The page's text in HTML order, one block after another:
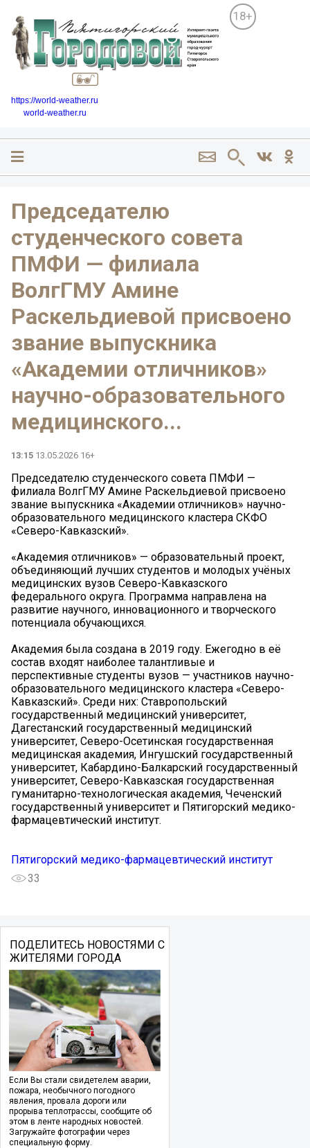
18+
https://world-weather.ru
world-weather.ru
Председателю
студенческого совета
ПМФИ — филиала
ВолгГМУ Амине
Раскельдиевой присвоено
звание выпускника
«Академии отличников»
научно-образовательного
медицинского...
13:15 13.05.2026 16+
Председателю студенческого совета ПМФИ —
филиала ВолгГМУ Амине Раскельдиевой присвоено
звание выпускника «Академии отличников» научно-
образовательного медицинского кластера СКФО
«Северо-Кавказский».
«Академия отличников» — образовательный проект,
объединяющий лучших студентов и молодых учёных
медицинских вузов Северо-Кавказского
федерального округа. Программа направлена на
развитие научного, инновационного и творческого
потенциала обучающихся.
Академия была создана в 2019 году. Ежегодно в её
состав входят наиболее талантливые и
перспективные студенты вузов — участников научно-
образовательного медицинского кластера «Северо-
Кавказский». Среди них: Ставропольский
государственный медицинский университет,
Дагестанский государственный медицинский
университет, Северо-Осетинская государственная
медицинская академия, Ингушский государственный
университет, Кабардино-Балкарский государственный
университет, Северо-Кавказская государственная
гуманитарно-технологическая академия, Чеченский
государственный университет и Пятигорский медико-
фармацевтический институт.
Пятигорский медико-фармацевтический институт
33
ПОДЕЛИТЕСЬ НОВОСТЯМИ С
ЖИТЕЛЯМИ ГОРОДА
Если Вы стали свидетелем аварии,
пожара, необычного погодного
явления, провала дороги или
прорыва теплотрассы, сообщите об
этом в ленте народных новостей.
Загружайте фотографии через
специальную форму.